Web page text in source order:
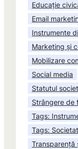
Educație
Email
Instrumente
Marketing și
Mobilizare
Social media
Statutul
Strângere de
Tags:
Tags:
Transparență